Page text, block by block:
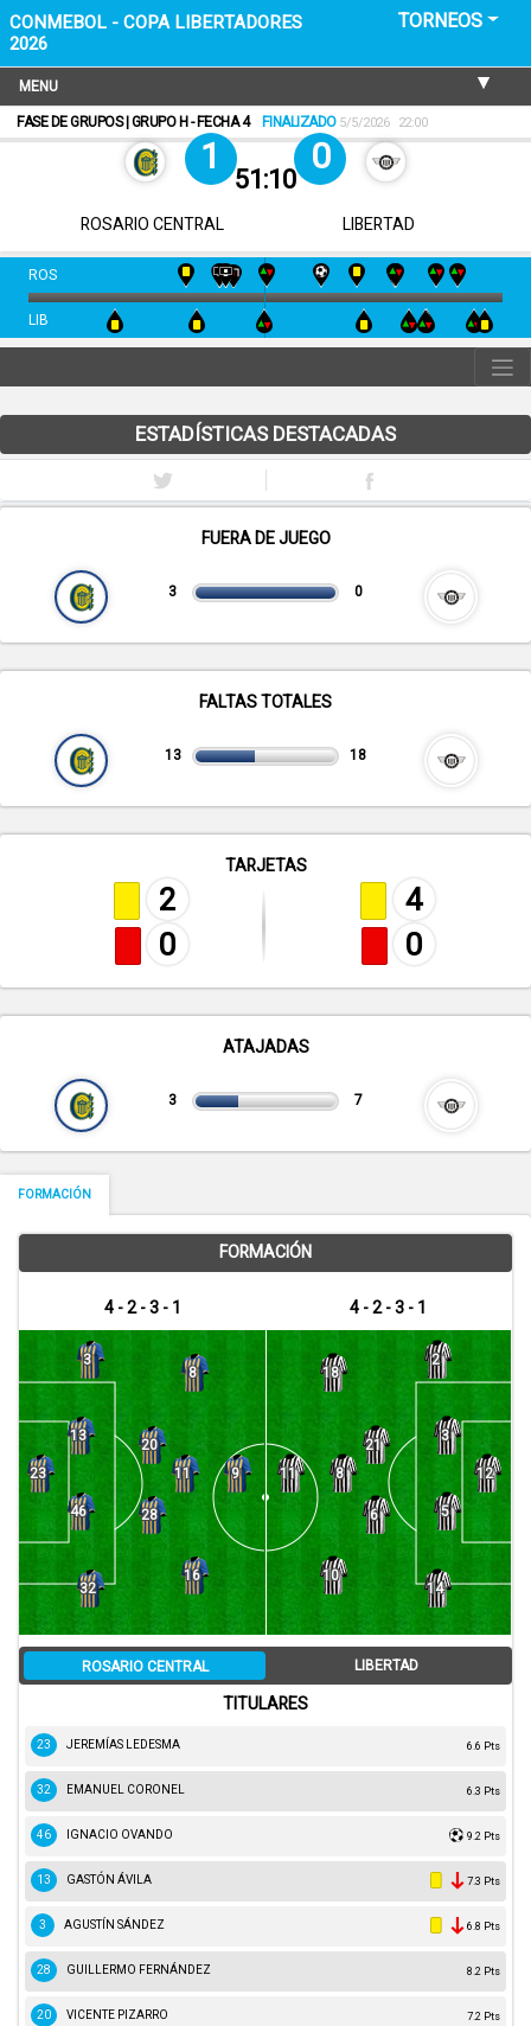
CONMEBOL - COPA LIBERTADORES
2026
TORNEOS
MENU
FASE DE GRUPOS | GRUPO H - FECHA 4
FINALIZADO 5/5/2026 22:00
ROSARIO CENTRAL
1 51:10 0
LIBERTAD
ROS
LIB
ESTADÍSTICAS DESTACADAS
FUERA DE JUEGO
3 0
FALTAS TOTALES
13 18
TARJETAS
2
0
4
0
ATAJADAS
3 7
FORMACIÓN
FORMACIÓN
4 - 2 - 3 - 1
23
3
13
46
32
20
28
8
11
16
9
4 - 2 - 3 - 1
12
2
3
5
14
21
6
18
8
10
11
ROSARIO CENTRAL LIBERTAD
TITULARES
23 JEREMÍAS LEDESMA 6.6 Pts
32 EMANUEL CORONEL 6.3 Pts
46 IGNACIO OVANDO 9.2 Pts
13 GASTÓN ÁVILA 7.3 Pts
3 AGUSTÍN SÁNDEZ 6.8 Pts
28 GUILLERMO FERNÁNDEZ 8.2 Pts
20 VICENTE PIZARRO 7.2 Pts